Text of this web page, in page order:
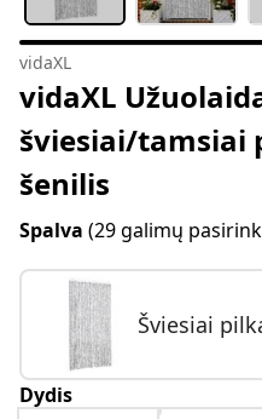
vidaXL
vidaXL
šviesiai/tamsiai
šenilis
Spalva (29 galimų
Šviesiai
Dydis